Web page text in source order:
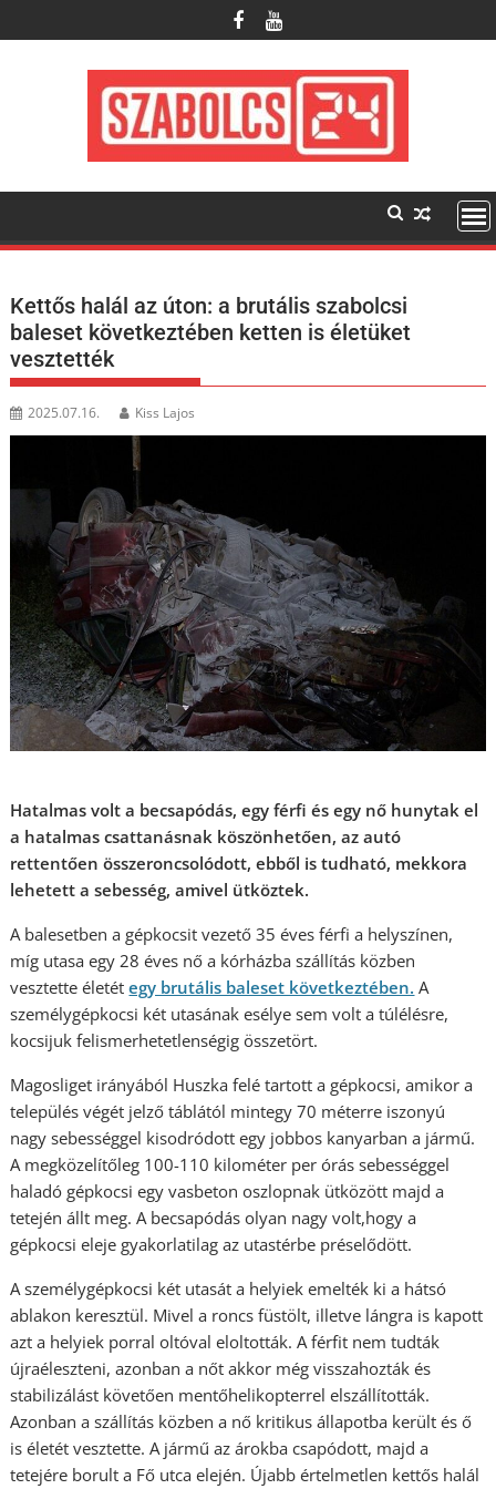
to
Kettős halál az úton: a brutális szabolcsi
baleset következtében ketten is életüket
vesztették
2025.07.16. Kiss Lajos
Hatalmas volt a becsapódás, egy férfi és egy nő hunytak el
a hatalmas csattanásnak köszönhetően, az autó
rettentően összeroncsolódott, ebből is tudható, mekkora
lehetett a sebesség, amivel ütköztek.
A balesetben a gépkocsit vezető 35 éves férfi a helyszínen,
míg utasa egy 28 éves nő a kórházba szállítás közben
vesztette életétegy brutális baleset következtében. A
személygépkocsi két utasának esélye sem volt a túlélésre,
kocsijuk felismerhetetlenségig összetört.
Magosliget irányából Huszka felé tartott a gépkocsi, amikor a
település végét jelző táblától mintegy 70 méterre iszonyú
nagy sebességgel kisodródott egy jobbos kanyarban a jármű.
A megközelítőleg 100-110 kilométer per órás sebességgel
haladó gépkocsi egy vasbeton oszlopnak ütközött majd a
tetején állt meg. A becsapódás olyan nagy volt,hogy a
gépkocsi eleje gyakorlatilag az utastérbe préselődött.
A személygépkocsi két utasát a helyiek emelték ki a hátsó
ablakon keresztül. Mivel a roncs füstölt, illetve lángra is kapott
azt a helyiek porral oltóval eloltották. A férfit nem tudták
újraéleszteni, azonban a nőt akkor még visszahozták és
stabilizálást követően mentőhelikopterrel elszállították.
Azonban a szállítás közben a nő kritikus állapotba került és ő
is életét vesztette. A jármű az árokba csapódott, majd a
tetejére borult a Fő utca elején. Újabb értelmetlen kettős halál